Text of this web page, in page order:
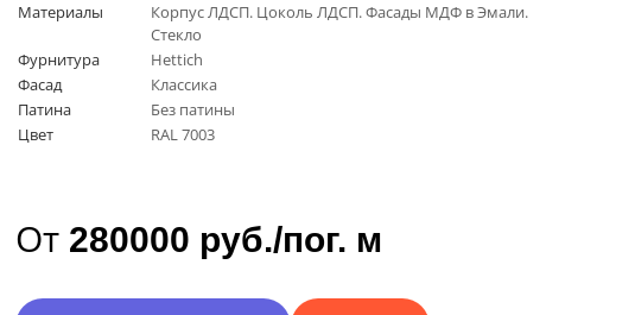
Материалы
Корпус ЛДСП. Цоколь ЛДСП. Фасады МДФ в Эмали.
Стекло
Фурнитура
Hettich
Фасад
Классика
Патина
Без патины
Цвет
RAL 7003
От 280000 руб./пог. м